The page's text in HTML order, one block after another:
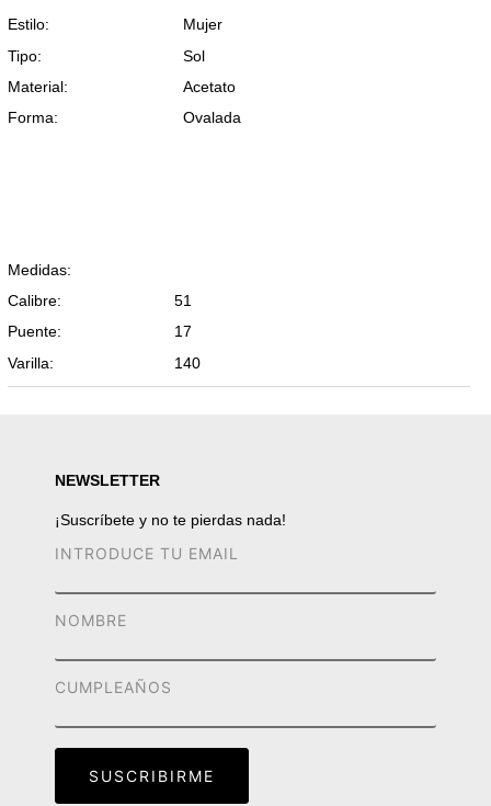
Estilo:
Mujer
Tipo:
Sol
Material:
Acetato
Forma:
Ovalada
Medidas:
Calibre:
51
Puente:
17
Varilla:
140
NEWSLETTER
¡Suscríbete y no te pierdas nada!